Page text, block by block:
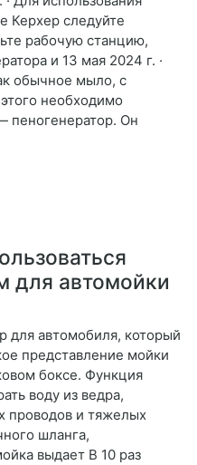
Керхер следуйте
рабочую станцию,
и 13 мая 2024 г. ·
обычное мыло, с
необходимо
пеногенератор. Он
для автомойки
для автомобиля, который
представление мойки
боксе. Функция
воду из ведра,
проводов и тяжелых
шланга,
выдает В 10 раз